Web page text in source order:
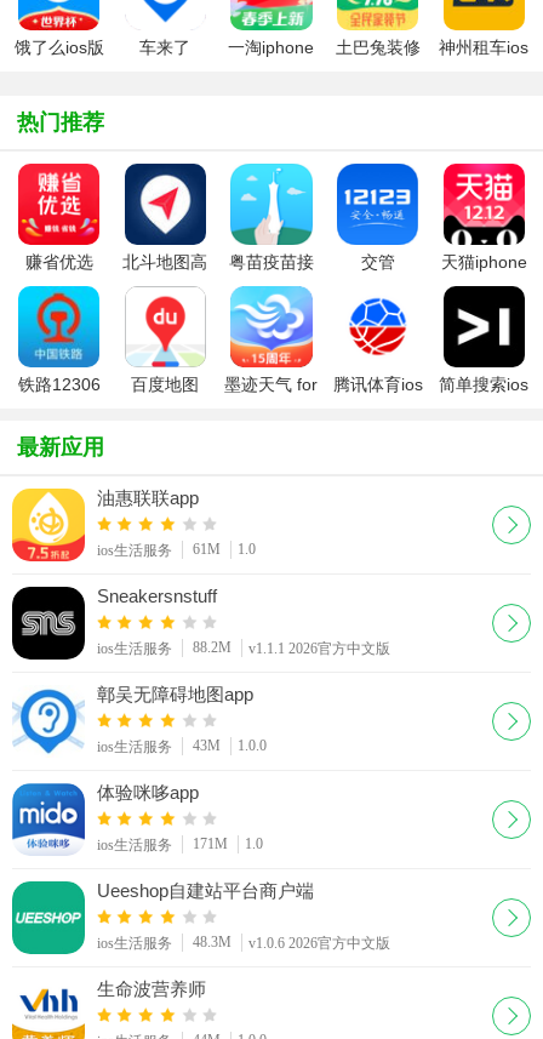
饿了么ios版
车来了
一淘iphone
土巴兔装修
神州租车ios
热门推荐
赚省优选
（赚省农
场）
北斗地图高
清卫星地图
手机版
粤苗疫苗接
种预约app
交管
天猫iphone
客户端
铁路12306
百度地图
墨迹天气 for
腾讯体育ios
简单搜索ios
最新应用
油惠联联app
ios生活服务 61M 1.0
Sneakersnstuff
ios生活服务 88.2M v1.1.1 2026官方中文版
鄣吴无障碍地图app
ios生活服务 43M 1.0.0
体验咪哆app
ios生活服务 171M 1.0
Ueeshop自建站平台商户端
ios生活服务 48.3M v1.0.6 2026官方中文版
生命波营养师